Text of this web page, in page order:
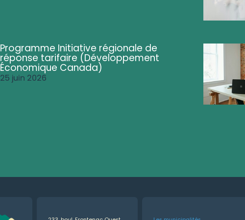
Programme Initiative régionale de
réponse tarifaire (Développement
Économique Canada)
25 juin 2026